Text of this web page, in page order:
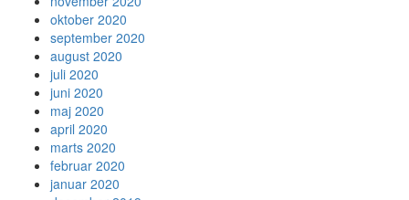
oktober 2020
september 2020
august 2020
juli 2020
juni 2020
maj 2020
april 2020
marts 2020
februar 2020
januar 2020